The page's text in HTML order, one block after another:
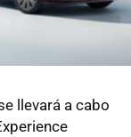
llevará a cabo